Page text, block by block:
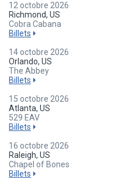
12 octobre 2026
Richmond, US
Cobra Cabana
Billets
14 octobre 2026
Orlando, US
The Abbey
Billets
15 octobre 2026
Atlanta, US
529 EAV
Billets
16 octobre 2026
Raleigh, US
Chapel of Bones
Billets